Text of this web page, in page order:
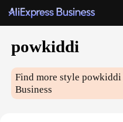
powkiddi
Find more stylepowkiddi
Business